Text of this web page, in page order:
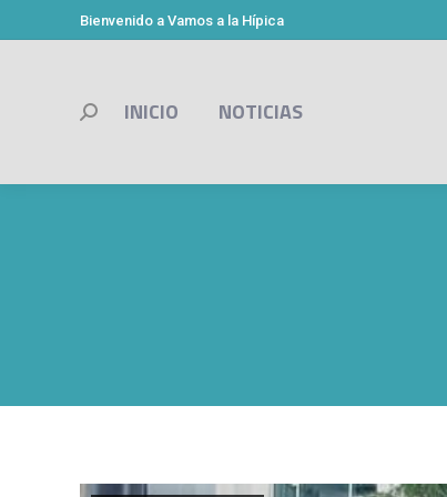
Bienvenido a Vamos a la Hípica
INICIO NOTICIAS
Buscar: